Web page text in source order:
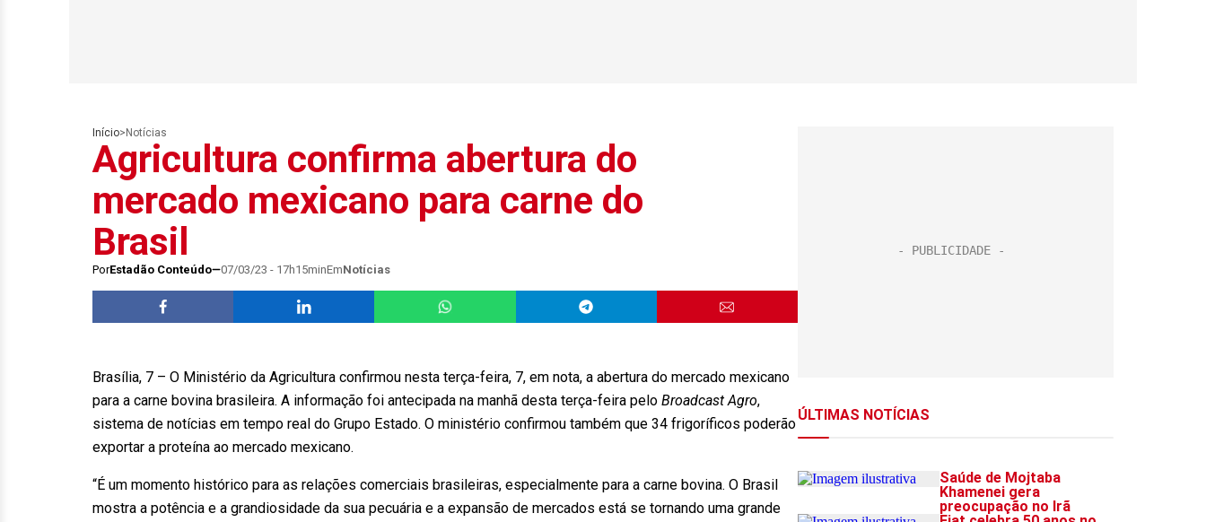
Início> Notícias
Agricultura confirma abertura do
mercado mexicano para carne do
Brasil
PorEstadão Conteúdo 07/03/23 - 17h15minEmNotícias
Brasília, 7 – O Ministério da Agricultura confirmou nesta terça-feira, 7, em nota, a abertura do mercado mexicano
para a carne bovina brasileira. A informação foi antecipada na manhã desta terça-feira pelo Broadcast Agro,
sistema de notícias em tempo real do Grupo Estado. O ministério confirmou também que 34 frigoríficos poderão
exportar a proteína ao mercado mexicano.
“É um momento histórico para as relações comerciais brasileiras, especialmente para a carne bovina. O Brasil
mostra a potência e a grandiosidade da sua pecuária e a expansão de mercados está se tornando uma grande